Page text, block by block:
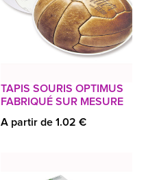
TAPIS SOURIS OPTIMUS
FABRIQUÉ SUR MESURE
A partir de 1.02 €